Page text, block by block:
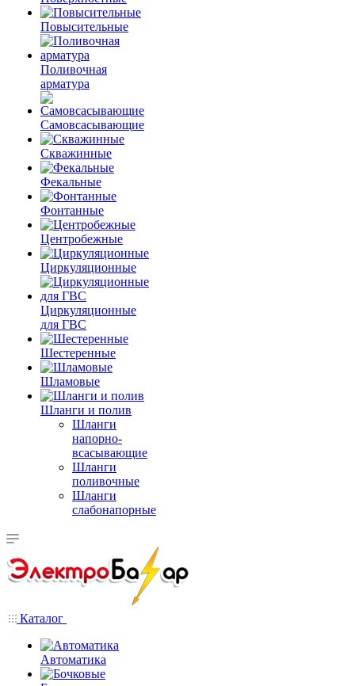
Повысительные
Поливочная
арматура
Самовсасывающие
Скважинные
Фекальные
Фонтанные
Центробежные
Циркуляционные
Циркуляционные
для ГВС
Шестеренные
Шламовые
Шланги и полив
Шланги
напорно-
всасывающие
Шланги
поливочные
Шланги
слабонапорные
Каталог
Автоматика